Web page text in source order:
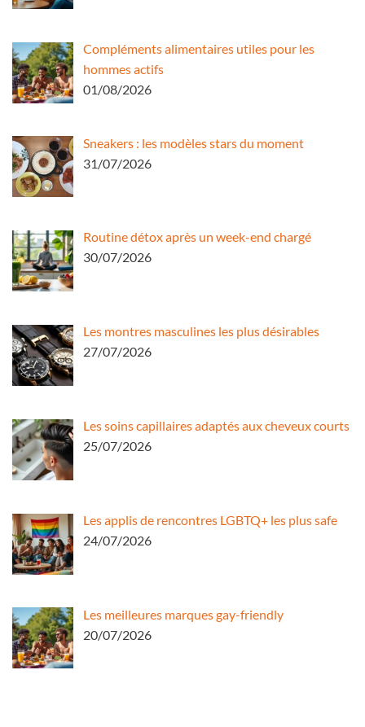
Compléments alimentaires utiles pour les
hommes actifs
01/08/2026
Sneakers : les modèles stars du moment
31/07/2026
Routine détox après un week-end chargé
30/07/2026
Les montres masculines les plus désirables
27/07/2026
Les soins capillaires adaptés aux cheveux courts
25/07/2026
Les applis de rencontres LGBTQ+ les plus safe
24/07/2026
Les meilleures marques gay-friendly
20/07/2026